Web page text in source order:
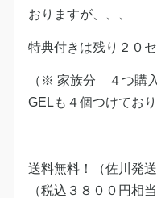
おりますが、、、
特典付きは残り２０
（※ 家族分 ４つ購
GELも４個つけており
送料無料！（佐川発
（税込３８００円相